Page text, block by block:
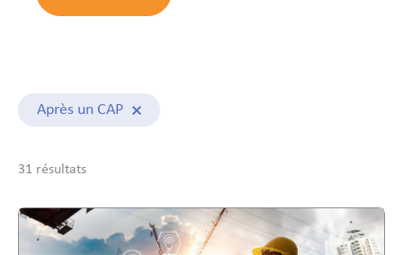
Après un CAP
31 résultats